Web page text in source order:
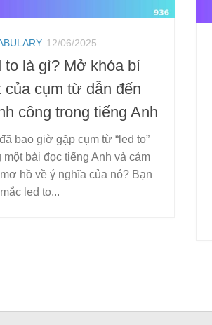
12/06/2025
to là gì? Mở khóa bí
của cụm từ dẫn đến
công trong tiếng Anh
bao giờ gặp cụm từ “led to”
một bài đọc tiếng Anh và cảm
hồ về ý nghĩa của nó? Bạn
led to...